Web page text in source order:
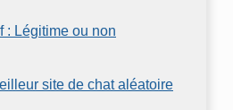
: Légitime ou non
site de chat aléatoire